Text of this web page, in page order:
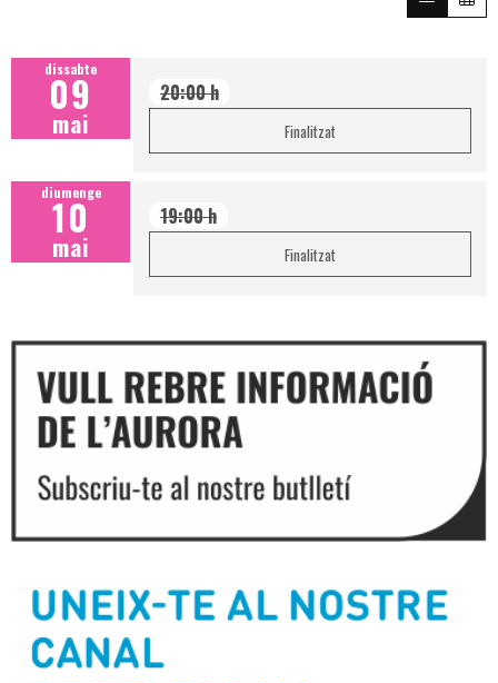
dissabte
09
mai
20:00 h
Finalitzat
diumenge
10
mai
19:00 h
Finalitzat